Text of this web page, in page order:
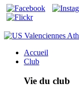
Accueil
Club
Vie du club